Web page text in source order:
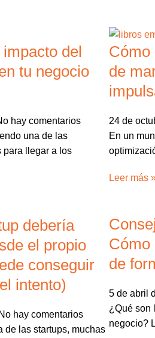
del
tu negocio
hay comentarios
una de las
para llegar a los
Cómo
de
24 de
En un
Leer más
debería
el propio
conseguir
intento)
No hay comentarios
de las startups, muchas
Cómo
de
5 de abril
¿Qué son
negocio?